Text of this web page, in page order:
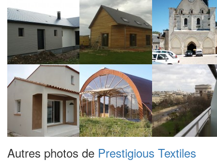
Autres photos de Prestigious Textiles